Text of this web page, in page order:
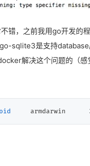
错，之前我用go开发
sqlite3是支持
解决这个问题的（感
armdarwin